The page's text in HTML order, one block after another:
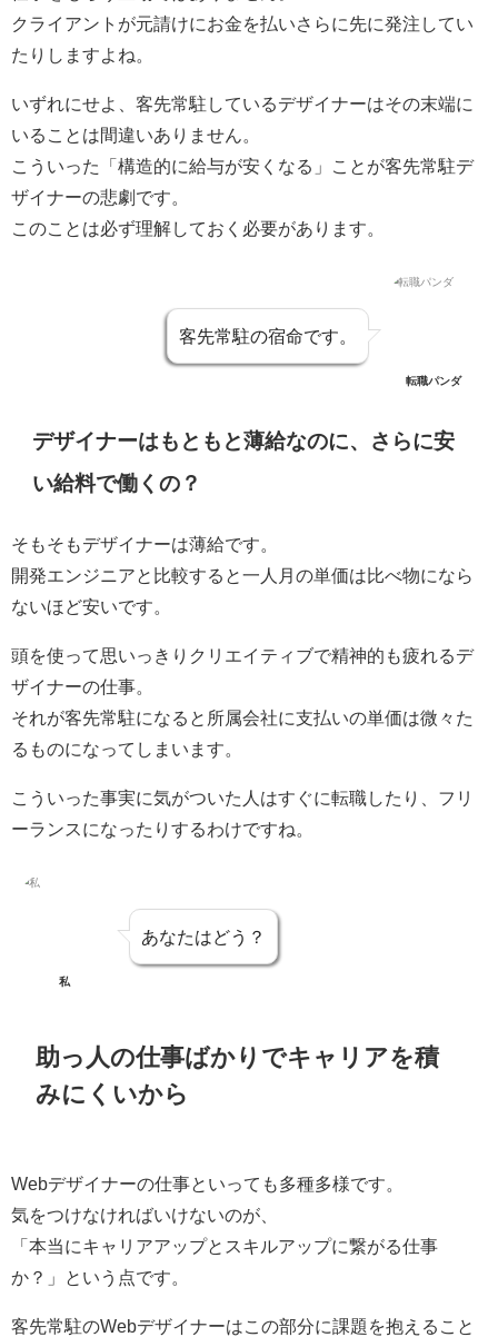
クライアントが元請けにお金を払いさらに先に発注してい
たりしますよね。
いずれにせよ、客先常駐しているデザイナーはその末端に
いることは間違いありません。
こういった「構造的に給与が安くなる」ことが客先常駐デ
ザイナーの悲劇です。
このことは必ず理解しておく必要があります。
客先常駐の宿命です。
転職パンダ
デザイナーはもともと薄給なのに、さらに安
い給料で働くの？
そもそもデザイナーは薄給です。
開発エンジニアと比較すると一人月の単価は比べ物になら
ないほど安いです。
頭を使って思いっきりクリエイティブで精神的も疲れるデ
ザイナーの仕事。
それが客先常駐になると所属会社に支払いの単価は微々た
るものになってしまいます。
こういった事実に気がついた人はすぐに転職したり、フリ
ーランスになったりするわけですね。
私
あなたはどう？
助っ人の仕事ばかりでキャリアを積
みにくいから
Webデザイナーの仕事といっても多種多様です。
気をつけなければいけないのが、
「本当にキャリアアップとスキルアップに繋がる仕事
か？」という点です。
客先常駐のWebデザイナーはこの部分に課題を抱えること